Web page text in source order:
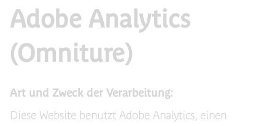
Adobe Analytics
(Omniture)
Art und Zweck der Verarbeitung:
Diese Website benutzt Adobe Analytics, einen